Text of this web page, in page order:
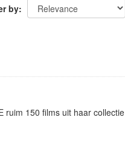
by
ruim 150 films uit haar collectie